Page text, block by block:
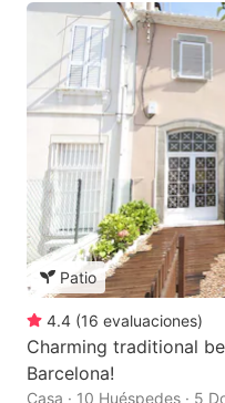
Patio
4.4 (16 evaluaciones)
Charming traditional
Barcelona!
Casa · 10 Huéspedes · 5